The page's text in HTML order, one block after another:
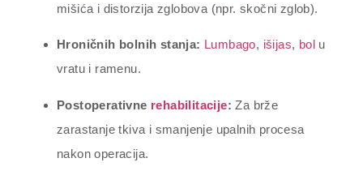
mišića i distorzija zglobova (npr. skočni zglob).
Hroničnih bolnih stanja: Lumbago, išijas, bol u
vratu i ramenu.
Postoperativne rehabilitacije: Za brže
zarastanje tkiva i smanjenje upalnih procesa
nakon operacija.